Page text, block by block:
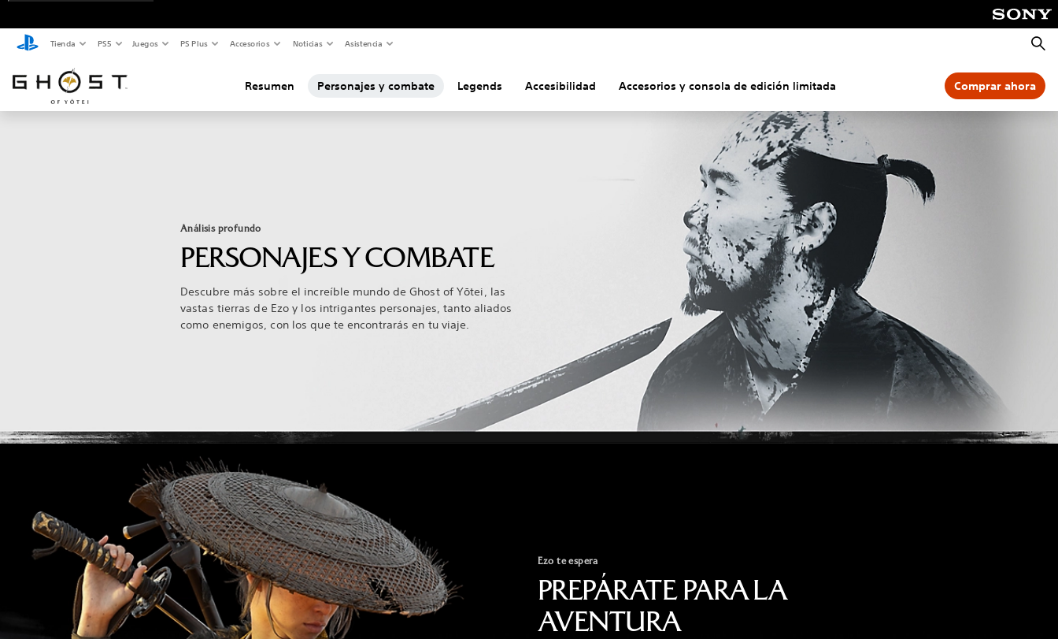
Tienda PS5 Juegos PS Plus Accesorios Noticias Asistencia
Resumen Personajes y combate Legends Accesibilidad Accesorios y consola de edición limitada Comprar ahora
Análisis profundo
PERSONAJES Y COMBATE
Descubre más sobre el increíble mundo de Ghost of Yōtei, las
vastas tierras de Ezo y los intrigantes personajes, tanto aliados
como enemigos, con los que te encontrarás en tu viaje.
Ezo te espera
PREPÁRATE PARA LA
AVENTURA